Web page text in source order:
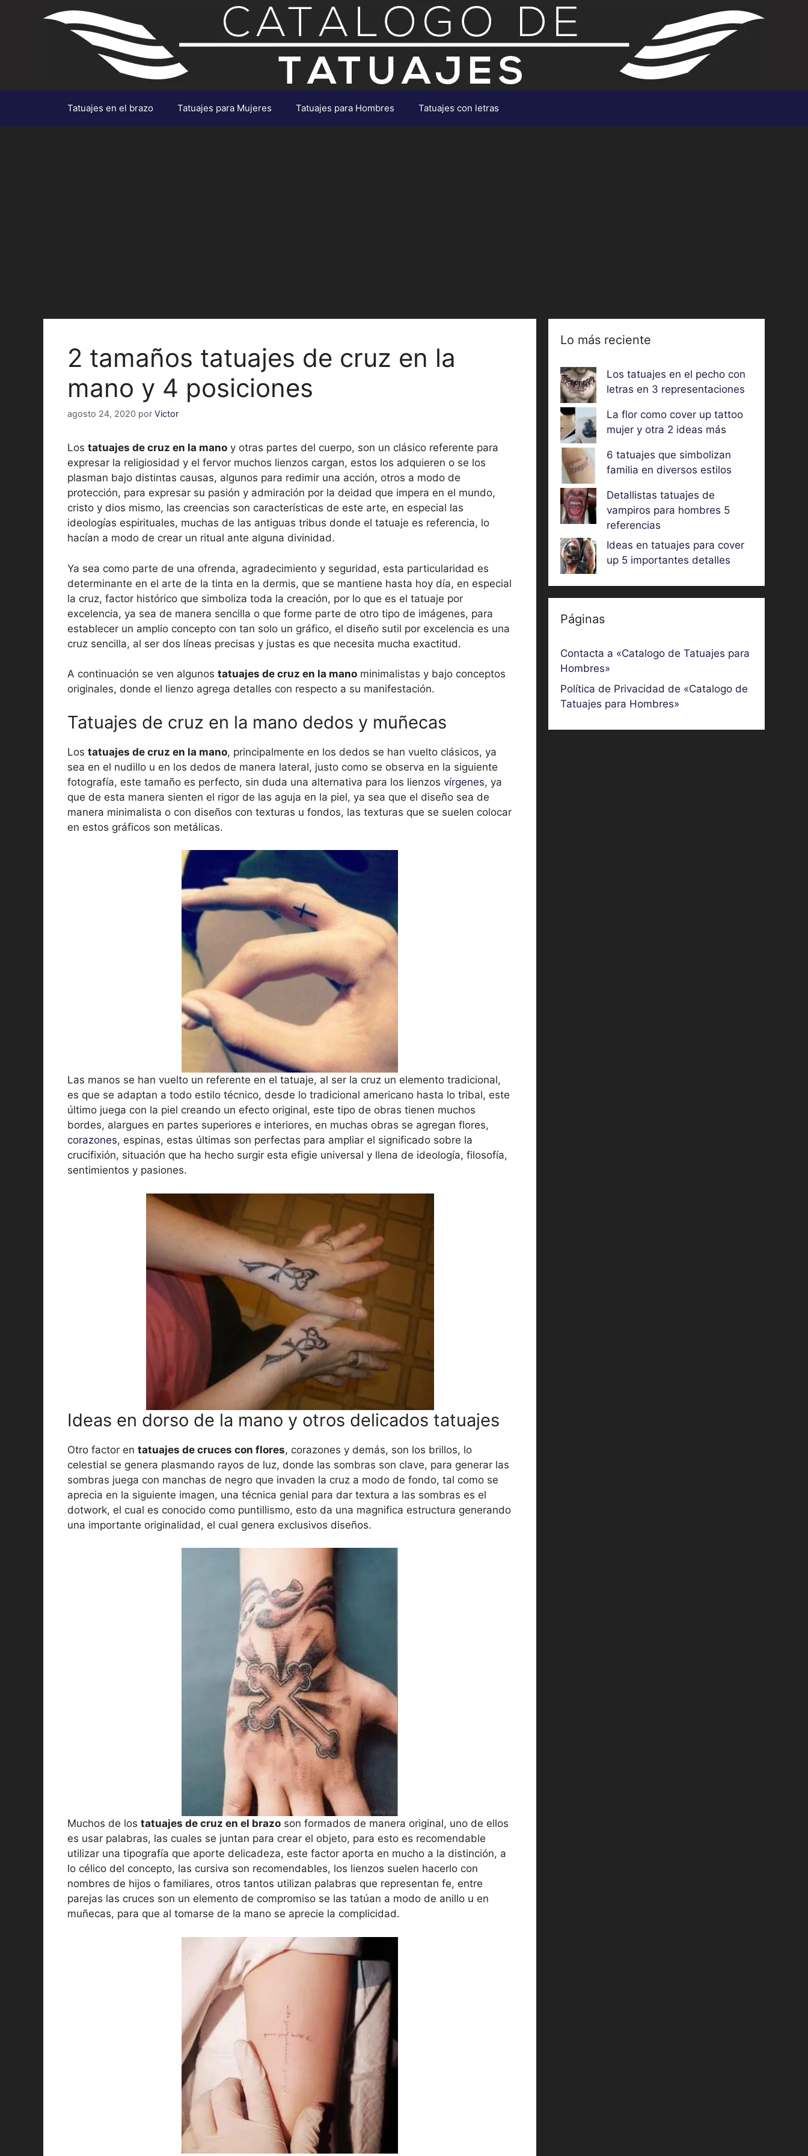
Tatuajes en el brazo Tatuajes para Mujeres Tatuajes para Hombres Tatuajes con letras
2 tamaños tatuajes de cruz en la
mano y 4 posiciones
agosto 24, 2020 por Victor
Los tatuajes de cruz en la mano y otras partes del cuerpo, son un clásico referente para
expresar la religiosidad y el fervor muchos lienzos cargan, estos los adquieren o se los
plasman bajo distintas causas, algunos para redimir una acción, otros a modo de
protección, para expresar su pasión y admiración por la deidad que impera en el mundo,
cristo y dios mismo, las creencias son características de este arte, en especial las
ideologías espirituales, muchas de las antiguas tribus donde el tatuaje es referencia, lo
hacían a modo de crear un ritual ante alguna divinidad.
Ya sea como parte de una ofrenda, agradecimiento y seguridad, esta particularidad es
determinante en el arte de la tinta en la dermis, que se mantiene hasta hoy día, en especial
la cruz, factor histórico que simboliza toda la creación, por lo que es el tatuaje por
excelencia, ya sea de manera sencilla o que forme parte de otro tipo de imágenes, para
establecer un amplio concepto con tan solo un gráfico, el diseño sutil por excelencia es una
cruz sencilla, al ser dos líneas precisas y justas es que necesita mucha exactitud.
A continuación se ven algunos tatuajes de cruz en la mano minimalistas y bajo conceptos
originales, donde el lienzo agrega detalles con respecto a su manifestación.
Tatuajes de cruz en la mano dedos y muñecas
Los tatuajes de cruz en la mano, principalmente en los dedos se han vuelto clásicos, ya
sea en el nudillo u en los dedos de manera lateral, justo como se observa en la siguiente
fotografía, este tamaño es perfecto, sin duda una alternativa para los lienzos vírgenes, ya
que de esta manera sienten el rigor de las aguja en la piel, ya sea que el diseño sea de
manera minimalista o con diseños con texturas u fondos, las texturas que se suelen colocar
en estos gráficos son metálicas.
Las manos se han vuelto un referente en el tatuaje, al ser la cruz un elemento tradicional,
es que se adaptan a todo estilo técnico, desde lo tradicional americano hasta lo tribal, este
último juega con la piel creando un efecto original, este tipo de obras tienen muchos
bordes, alargues en partes superiores e interiores, en muchas obras se agregan flores,
corazones, espinas, estas últimas son perfectas para ampliar el significado sobre la
crucifixión, situación que ha hecho surgir esta efigie universal y llena de ideología, filosofía,
sentimientos y pasiones.
Ideas en dorso de la mano y otros delicados tatuajes
Otro factor en tatuajes de cruces con flores, corazones y demás, son los brillos, lo
celestial se genera plasmando rayos de luz, donde las sombras son clave, para generar las
sombras juega con manchas de negro que invaden la cruz a modo de fondo, tal como se
aprecia en la siguiente imagen, una técnica genial para dar textura a las sombras es el
dotwork, el cual es conocido como puntillismo, esto da una magnifica estructura generando
una importante originalidad, el cual genera exclusivos diseños.
Muchos de los tatuajes de cruz en el brazo son formados de manera original, uno de ellos
es usar palabras, las cuales se juntan para crear el objeto, para esto es recomendable
utilizar una tipografía que aporte delicadeza, este factor aporta en mucho a la distinción, a
lo célico del concepto, las cursiva son recomendables, los lienzos suelen hacerlo con
nombres de hijos o familiares, otros tantos utilizan palabras que representan fe, entre
parejas las cruces son un elemento de compromiso se las tatúan a modo de anillo u en
muñecas, para que al tomarse de la mano se aprecie la complicidad.
Lo más reciente
Los tatuajes en el pecho con
letras en 3 representaciones
La flor como cover up tattoo
mujer y otra 2 ideas más
6 tatuajes que simbolizan
familia en diversos estilos
Detallistas tatuajes de
vampiros para hombres 5
referencias
Ideas en tatuajes para cover
up 5 importantes detalles
Páginas
Contacta a «Catalogo de Tatuajes para
Hombres»
Política de Privacidad de «Catalogo de
Tatuajes para Hombres»